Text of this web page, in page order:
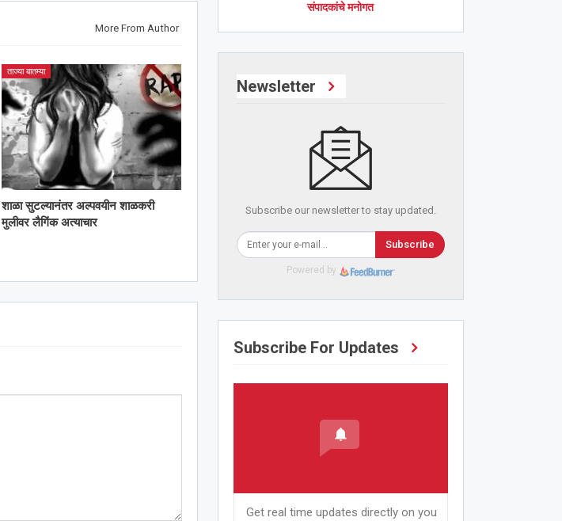
More From Author
ताज्या बातम्या
शाळा सुटल्यानंतर अल्पवयीन शाळकरी
मुलीवर लैगिंक अत्याचार
संपादकांचे मनोगत
Newsletter
Subscribe our newsletter to stay updated.
Subscribe
Powered by
Subscribe For Updates
Get real time updates directly on you